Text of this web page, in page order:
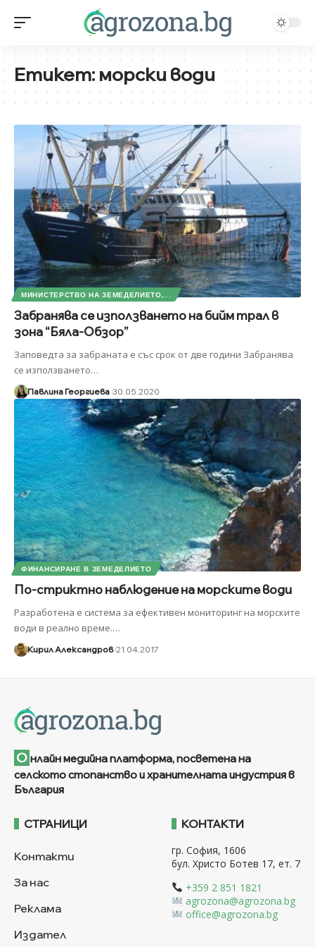
Етикет:морски води
МИНИСТЕРСТВО НА ЗЕМЕДЕЛИЕТО,...
Забранява се използването на бийм трал в
зона “Бяла-Обзор”
Заповедта за забраната е със срок от две години Забранява
се използването…
Павлина Георгиева 30.05.2020
ФИНАНСИРАНЕ В ЗЕМЕДЕЛИЕТО
По-стриктно наблюдение на морските води
Разработена е система за ефективен мониторинг на морските
води в реално време.…
Кирил Александров 21.04.2017
О нлайн медийна платформа, посветена на
селското стопанство и хранителната индустрия в
България
СТРАНИЦИ
Контакти
За нас
Реклама
Издател
КОНТАКТИ
гр. София, 1606
бул. Христо Ботев 17, ет. 7
+359 2 851 1821
agrozona@agrozona.bg
office@agrozona.bg